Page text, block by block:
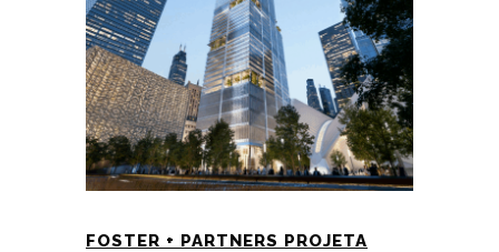
FOSTER + PARTNERS PROJETA